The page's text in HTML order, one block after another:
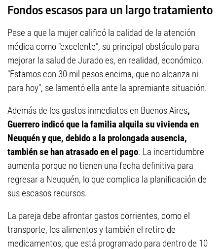
Fondos escasos para un largo tratamiento
Pese a que la mujer calificó la calidad de la atención
médica como "excelente", su principal obstáculo para
mejorar la salud de Jurado es, en realidad, económico.
"Estamos con 30 mil pesos encima, que no alcanza ni
para hoy", se lamentó ella ante la apremiante situación.
Además de los gastos inmediatos en Buenos Aires,
Guerrero indicó que la familia alquila su vivienda en
Neuquén y que, debido a la prolongada ausencia,
también se han atrasado en el pago. La incertidumbre
aumenta porque no tienen una fecha definitiva para
regresar a Neuquén, lo que complica la planificación de
sus escasos recursos.
La pareja debe afrontar gastos corrientes, como el
transporte, los alimentos y también el retiro de
medicamentos, que está programado para dentro de 10